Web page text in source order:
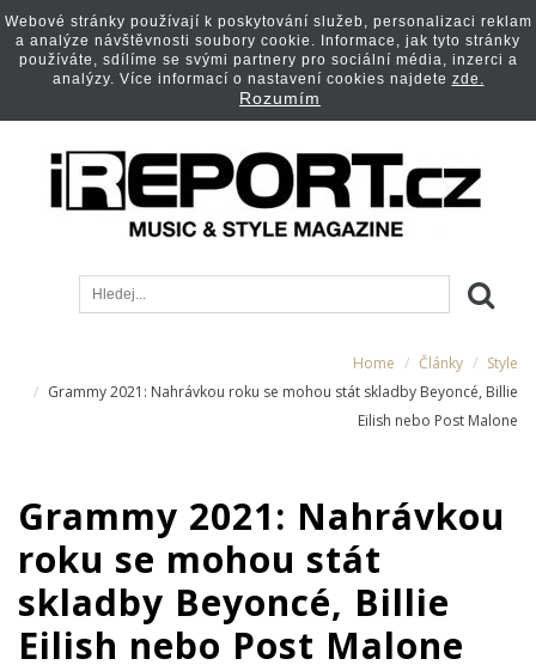
Home Články
Style
Grammy 2021: Nahrávkou roku se mohou stát skladby Beyoncé, Billie
Eilish nebo Post Malone
Grammy 2021: Nahrávkou
roku se mohou stát
skladby Beyoncé, Billie
Eilish nebo Post Malone
Webové stránky používají k poskytování služeb, personalizaci reklam
a analýze návštěvnosti soubory cookie. Informace, jak tyto stránky
používáte, sdílíme se svými partnery pro sociální média, inzerci a
analýzy. Více informací o nastavení cookies najdete zde.
Rozumím